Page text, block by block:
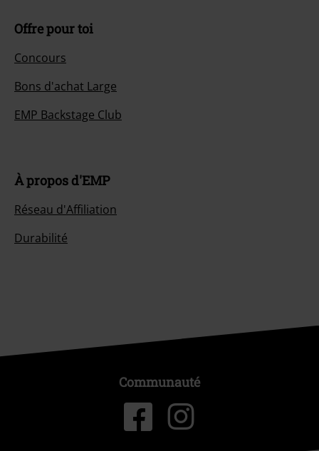
Offre pour toi
Concours
Bons d'achat Large
EMP Backstage Club
À propos d'EMP
Réseau d'Affiliation
Durabilité
Communauté